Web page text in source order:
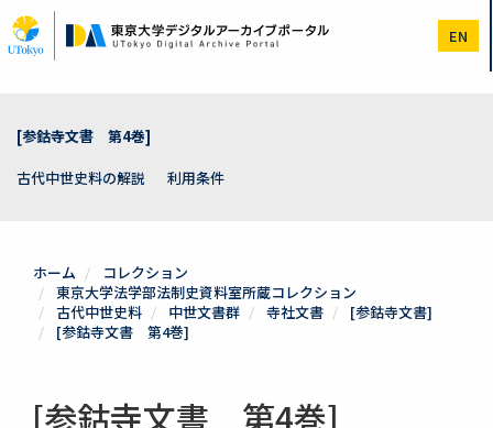
イ
ン
EN
[参鈷寺文書 第4巻]
古代中世史料の解説
利用条件
ホーム
コレクション
東京大学法学部法制史資料室所蔵コレクション
古代中世史料
中世文書群 寺社文書
[参鈷寺文書]
[参鈷寺文書 第4巻]
[参鈷寺文書 第4巻]